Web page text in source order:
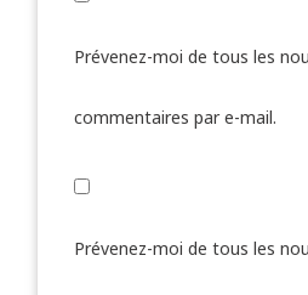
Prévenez-moi de tous les
commentaires par e-mail.
Prévenez-moi de tous les